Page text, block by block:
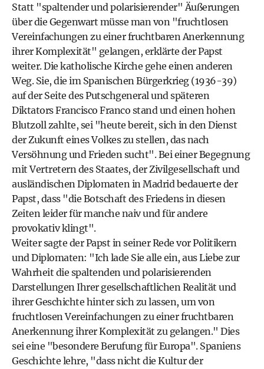
Statt "spaltender und polarisierender" Äußerungen
über die Gegenwart müsse man von "fruchtlosen
Vereinfachungen zu einer fruchtbaren Anerkennung
ihrer Komplexität" gelangen, erklärte der Papst
weiter. Die katholische Kirche gehe einen anderen
Weg. Sie, die im Spanischen Bürgerkrieg (1936-39)
auf der Seite des Putschgeneral und späteren
Diktators Francisco Franco stand und einen hohen
Blutzoll zahlte, sei "heute bereit, sich in den Dienst
der Zukunft eines Volkes zu stellen, das nach
Versöhnung und Frieden sucht". Bei einer Begegnung
mit Vertretern des Staates, der Zivilgesellschaft und
ausländischen Diplomaten in Madrid bedauerte der
Papst, dass "die Botschaft des Friedens in diesen
Zeiten leider für manche naiv und für andere
provokativ klingt".
Weiter sagte der Papst in seiner Rede vor Politikern
und Diplomaten: "Ich lade Sie alle ein, aus Liebe zur
Wahrheit die spaltenden und polarisierenden
Darstellungen Ihrer gesellschaftlichen Realität und
ihrer Geschichte hinter sich zu lassen, um von
fruchtlosen Vereinfachungen zu einer fruchtbaren
Anerkennung ihrer Komplexität zu gelangen." Dies
sei eine "besondere Berufung für Europa". Spaniens
Geschichte lehre, "dass nicht die Kultur der